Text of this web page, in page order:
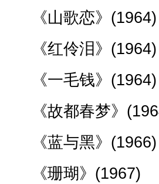
《山歌恋》(1964)
《红伶泪》(1964)
《一毛钱》(1964)
《故都春梦》
《蓝与黑》(1966)
《珊瑚》(1967)